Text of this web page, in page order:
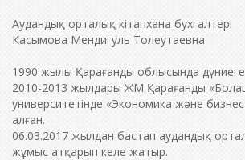
Аудандық орталық кітапхана бухгалтері
Касымова Мендигуль Толеутаевна
1990 жылы Қарағанды облысында дүниеге
2010-2013 жылдары ЖМ Қарағанды
университетінде «Экономика және
алған.
06.03.2017 жылдан бастап аудандық
жұмыс атқарып келе жатыр.